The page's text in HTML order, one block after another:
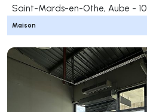
Saint-Mards-en-Othe, Aube - 10
Maison